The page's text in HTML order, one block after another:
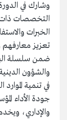
التخصصات
الخبرات
تعزيز معارفهم
ضمن سلسلة
والشؤون
في تنمية
جودة الأداء
والإداري،